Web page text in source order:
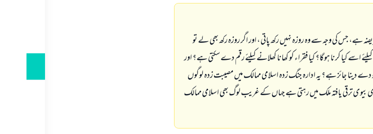
ہے، جس کی وجہ سے وہ روزہ نہیں رکھ پاتی ، اور اگر روزہ رکھ بھی لے تو
اسے کیا کرنا ہوگا؟ کیا فقراء کو کھانا کھلانے کیلئے رقم دے سکتی ہے؟ اور
دے دینا جائز ہے؟ یہ ادارہ جنگ زدہ اسلامی ممالک میں مصیبت زدہ لوگوں
بیوی ترقی یافتہ ملک میں رہتی ہے جہاں کے غریب لوگ بھی اسلامی ممالک